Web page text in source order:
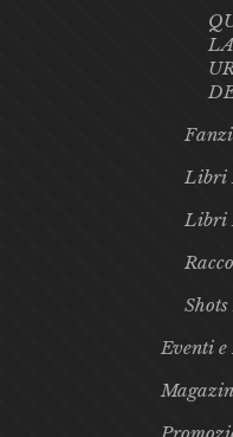
Libri
Libri
Eventi